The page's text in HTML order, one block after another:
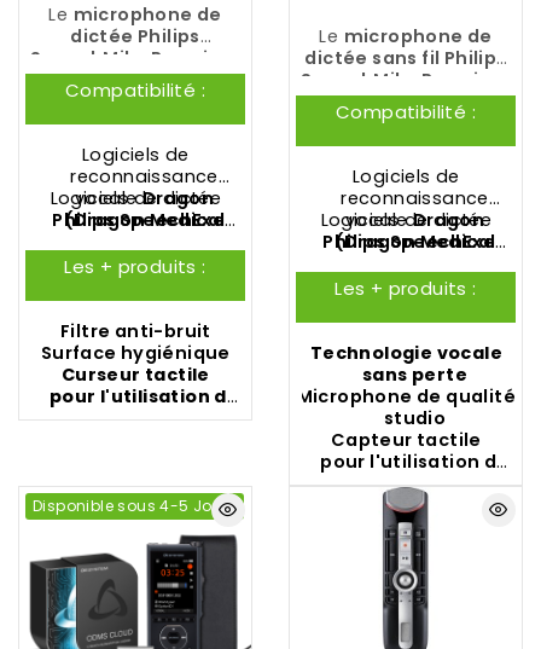
Le microphone de
dictée Philips
SpeechMike Premium
Touch SMP3720est la
toute dernière
innovation dePHILIPS. Il
est doté d'un
microphone premium
de qualité studioet
d'un interrupteur à 4
positions version
Philips.
Compatibilité :
Logiciels de
reconnaissance
vocaleDragon
(Dragon Medical
Professional
Anywhere
Professional,...)
Logiciels de dictée
PhilipsSpeechExec
SpeechExec Basic
Dictate
Les + produits :
Filtre anti-bruit
Surface hygiénique
Curseur tactile
pour l'utilisation de
la souris
Le microphone de
dictée sans fil Philips
SpeechMike Premium
Air SMP4010a atteint
l'apogée de son
évolution grâce à la
technologie vocale
sans perte
révolutionnaire, sans
les contraintes d'un
câble. Le Philips
SpeechMike Premium
Air SMP4010 est doté
d'un interrupteur à 4
positions version
internationale.
Compatibilité :
Logiciels de
reconnaissance
vocaleDragon
(Dragon Medical
Professional
Anywhere
Professional,...)
Logiciels de dictée
PhilipsSpeechExec
SpeechExec Basic
Dictate
Les + produits :
Technologie vocale
sans perte
Microphone de qualité
studio
Capteur tactile
pour l'utilisation de
la souris
Disponible sous 4-5 Jours